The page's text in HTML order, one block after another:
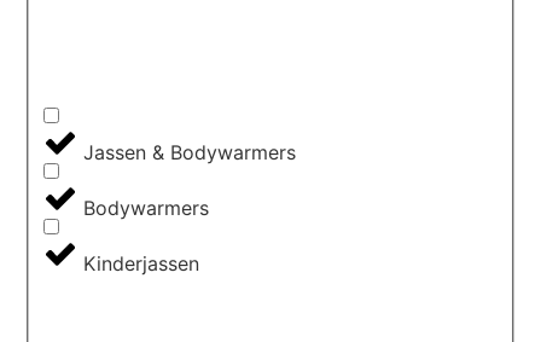
Jassen & Bodywarmers
Bodywarmers
Kinderjassen